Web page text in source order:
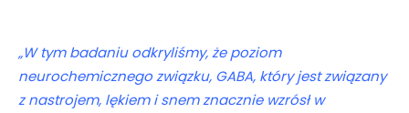
„W tym badaniu odkryliśmy, że poziom
neurochemicznego związku, GABA, który jest związany
z nastrojem, lękiem i snem znacznie wzrósł w